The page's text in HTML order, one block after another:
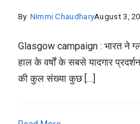
By Nimmi ChaudharyAugust 3,
Glasgow campaign : भारत ने
हाल के वर्षों के सबसे यादगार
की कुल संख्या कुछ […]